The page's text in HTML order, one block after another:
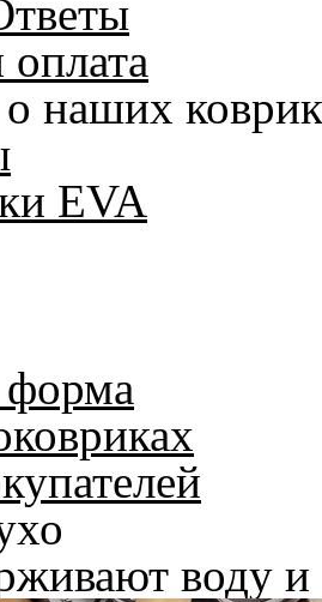
наших
EVA
форма
воду и